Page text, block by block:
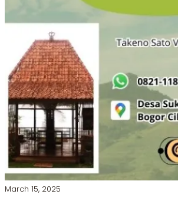
March 15, 2025